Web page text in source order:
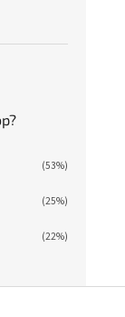
(53%)
(25%)
(22%)